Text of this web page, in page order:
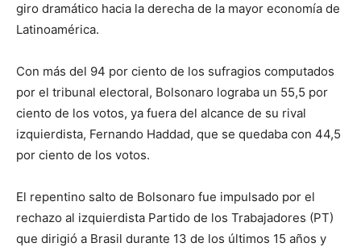
giro dramático hacia la derecha de la mayor economía de
Latinoamérica.
Con más del 94 por ciento de los sufragios computados
por el tribunal electoral, Bolsonaro lograba un 55,5 por
ciento de los votos, ya fuera del alcance de su rival
izquierdista, Fernando Haddad, que se quedaba con 44,5
por ciento de los votos.
El repentino salto de Bolsonaro fue impulsado por el
rechazo al izquierdista Partido de los Trabajadores (PT)
que dirigió a Brasil durante 13 de los últimos 15 años y